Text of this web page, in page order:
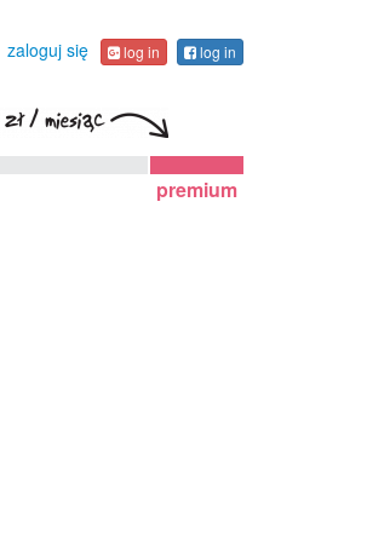
zaloguj się log in log in
premium